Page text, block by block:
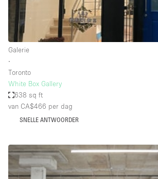
Foto / Filmstudio
Hal
Kraampje / Kiosk / Stalletje
Kraampje / Marktkraam
Markt / Festival
Ontvangsthal
Galerie
∙
Toronto
White Box Gallery
638 sq ft
van CA$466 per dag
SNELLE ANTWOORDER